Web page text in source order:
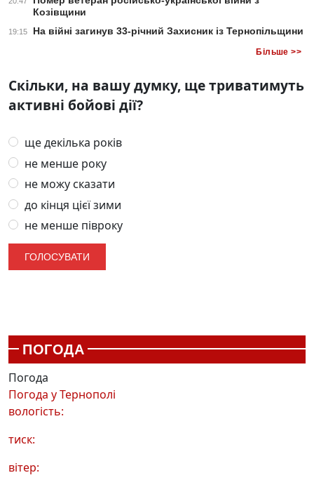
Козівщини
19:15 На війні загинув 33-річний Захисник із Тернопільщини
Більше >>
Скільки, на вашу думку, ще триватимуть
активні бойові дії?
ще декілька років
не менше року
не можу сказати
до кінця цієї зими
не менше півроку
ПОГОДА
Погода
Погода уТернополі
вологість:
тиск:
вітер: